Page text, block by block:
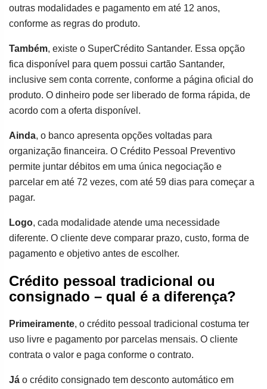
outras modalidades e pagamento em até 12 anos,
conforme as regras do produto.
Também, existe o SuperCrédito Santander. Essa opção
fica disponível para quem possui cartão Santander,
inclusive sem conta corrente, conforme a página oficial do
produto. O dinheiro pode ser liberado de forma rápida, de
acordo com a oferta disponível.
Ainda, o banco apresenta opções voltadas para
organização financeira. O Crédito Pessoal Preventivo
permite juntar débitos em uma única negociação e
parcelar em até 72 vezes, com até 59 dias para começar a
pagar.
Logo, cada modalidade atende uma necessidade
diferente. O cliente deve comparar prazo, custo, forma de
pagamento e objetivo antes de escolher.
Crédito pessoal tradicional ou
consignado – qual é a diferença?
Primeiramente, o crédito pessoal tradicional costuma ter
uso livre e pagamento por parcelas mensais. O cliente
contrata o valor e paga conforme o contrato.
Já o crédito consignado tem desconto automático em